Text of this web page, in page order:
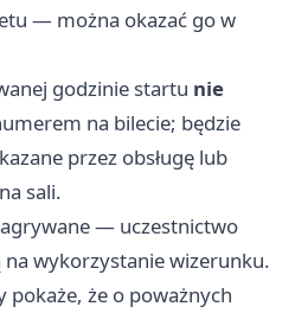
— można okazać go w
godzinie startu nie
na bilecie; będzie
przez obsługę lub
sali.
— uczestnictwo
wykorzystanie wizerunku.
pokaże, że o poważnych